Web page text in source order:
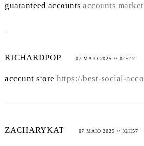
guaranteed accounts accounts
RICHARDPOP 07 MAIO 2025 // 02H42
account store https://best-social-
ZACHARYKAT 07 MAIO 2025 // 02H57